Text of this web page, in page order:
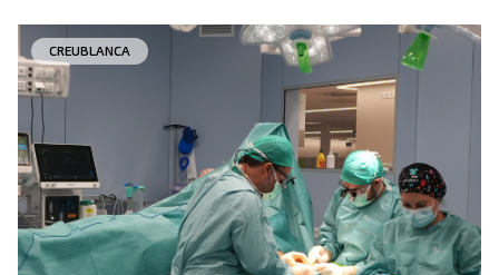
CREUBLANCA